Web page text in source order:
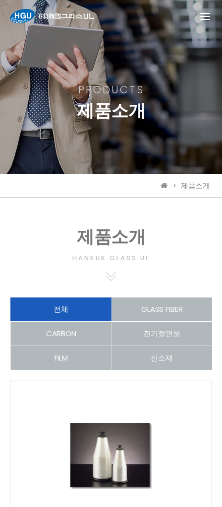
PRODUCTS
제품소개
제품소개
제품소개
HANKUK GLASS UL
전체 GLASS FIBER
CARBON 전기절연물
FILM 신소재